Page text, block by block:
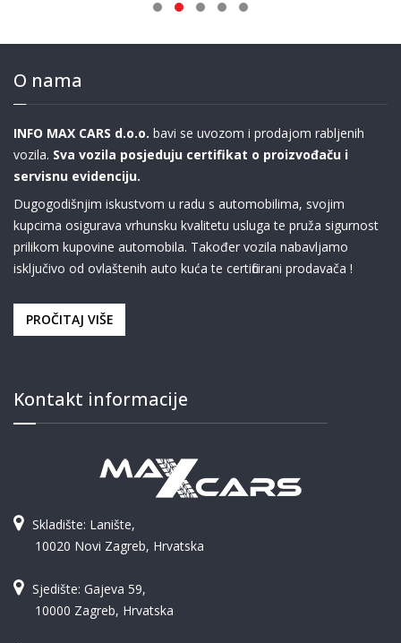
O nama
INFO MAX CARS d.o.o. bavi se uvozom i prodajom rabljenih
vozila. Sva vozila posjeduju certifikat o proizvođaču i
servisnu evidenciju.
Dugogodišnjim iskustvom u radu s automobilima, svojim
kupcima osigurava vrhunsku kvalitetu usluga te pruža sigurnost
prilikom kupovine automobila. Također vozila nabavljamo
isključivo od ovlaštenih auto kuća te certificirani prodavača !
PROČITAJ VIŠE
Kontakt informacije
Skladište: Lanište,
10020 Novi Zagreb, Hrvatska
Sjedište: Gajeva 59,
10000 Zagreb, Hrvatska